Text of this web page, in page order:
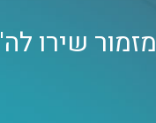
מזמור שירו לה'